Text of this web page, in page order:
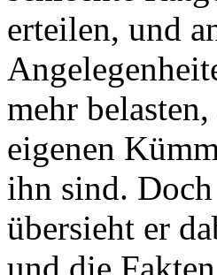
erteilen, und
mehr
eigenen
ihn sind.
übersieht er
und die